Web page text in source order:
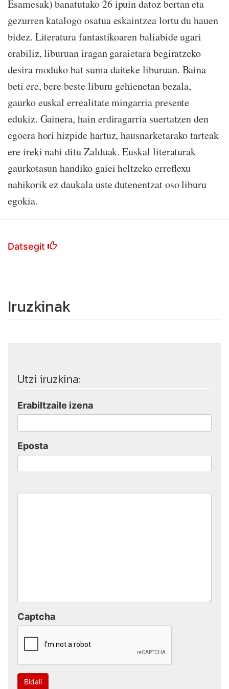
Esamesak) banatutako 26 ipuin datoz bertan eta
gezurren katalogo osatua eskaintzea lortu du hauen
bidez. Literatura fantastikoaren baliabide ugari
erabiliz, liburuan iragan garaietara begiratzeko
desira moduko bat suma daiteke liburuan. Baina
beti ere, bere beste liburu gehienetan bezala,
gaurko euskal errealitate mingarria presente
edukiz. Gainera, hain erdiragarria suertatzen den
egoera hori hizpide hartuz, hausnarketarako tarteak
ere ireki nahi ditu Zalduak. Euskal literaturak
gaurkotasun handiko gaiei heltzeko erreflexu
nahikorik ez daukala uste dutenentzat oso liburu
egokia.
Datsegit
Iruzkinak
Utzi iruzkina:
Erabiltzaile izena
Eposta
Captcha
Bidali